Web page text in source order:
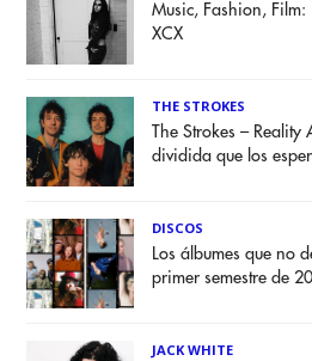
Music, Fashion,
XCX
THE STROKES
The Strokes – Reality
dividida que los
DISCOS
Los álbumes que no
primer semestre de
JACK WHITE